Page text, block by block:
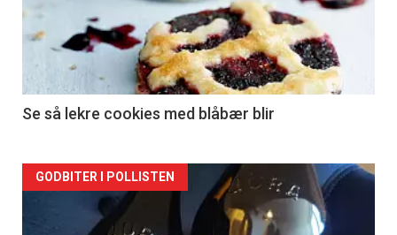
nå
2
Se så lekre cookies med blåbær blir
Forsiden
akkurat
GODBITER I POLLISTEN